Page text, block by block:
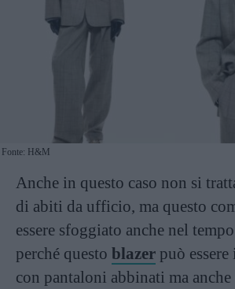
Fonte: H&M
Anche in questo caso non si
di abiti da ufficio, ma questo
essere sfoggiato anche nel
perché questo blazer può
con pantaloni abbinati ma